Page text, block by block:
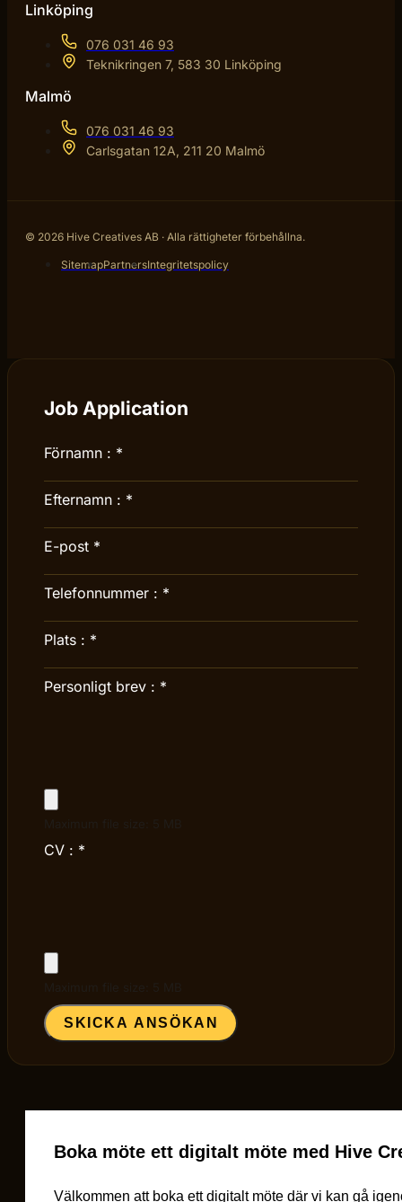
Linköping
076 031 46 93
Teknikringen 7, 583 30 Linköping
Malmö
076 031 46 93
Carlsgatan 12A, 211 20 Malmö
© 2026 Hive Creatives AB · Alla rättigheter förbehållna.
SitemapPartnersIntegritetspolicy
Job Application
Förnamn : *
Efternamn : *
E-post *
Telefonnummer : *
Plats : *
Personligt brev : *
CV : *
SKICKA ANSÖKAN